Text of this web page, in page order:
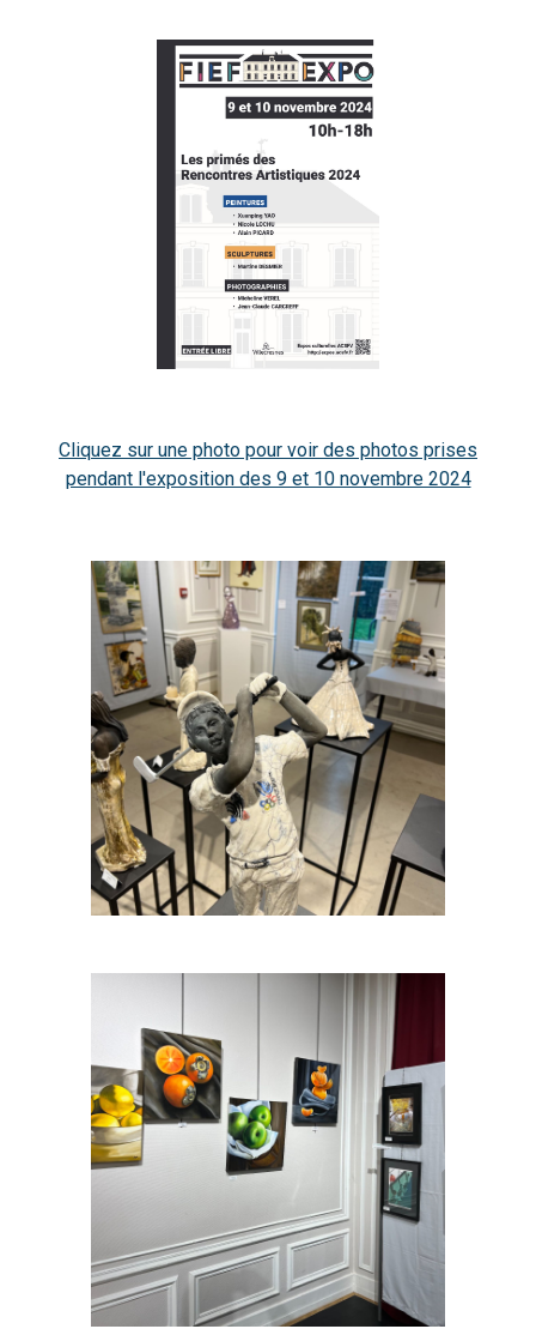
Cliquez sur une photo pour voir des photos prises
pendant l'exposition des 9 et 10 novembre 2024